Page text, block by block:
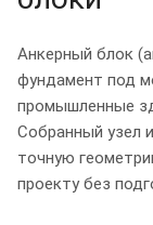
Анкерный блок
фундамент под
промышленные
Собранный узел
точную
проекту без